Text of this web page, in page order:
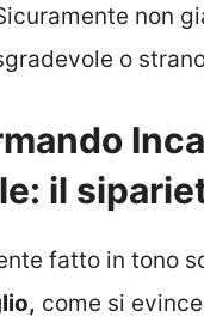
non
o
il
fatto in tono
come si